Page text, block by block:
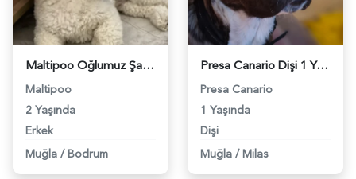
Maltipoo Oğlumuz Şangay İçin Bir Eş Arıyoruz - 118980435
Maltipoo
2 Yaşında
Erkek
Muğla / Bodrum
Presa Canario Dişi 1 Yaşında Eş Arıyor - 118980002
Presa Canario
1 Yaşında
Dişi
Muğla / Milas